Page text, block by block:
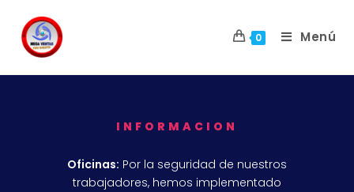
0 Menú
INFORMACION
Oficinas: Por la seguridad de nuestros
trabajadores, hemos implementado